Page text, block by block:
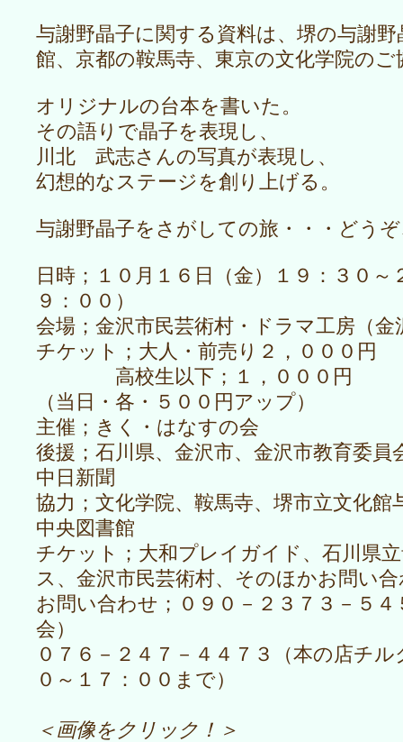
与謝野晶子に関する資料は、堺の与謝
館、京都の鞍馬寺、東京の文化学院の
オリジナルの台本を書いた。
その語りで晶子を表現し、
川北 武志さんの写真が表現し、
幻想的なステージを創り上げる。
与謝野晶子をさがしての旅・・・どう
日時；１０月１６日（金）１９：３０～
９：００）
会場；金沢市民芸術村・ドラマ工房（
チケット；大人・前売り２，０００円
高校生以下；１，０００円
（当日・各・５００円アップ）
主催；きく・はなすの会
後援；石川県、金沢市、金沢市教育委
中日新聞
協力；文化学院、鞍馬寺、堺市立文化館
中央図書館
チケット；大和プレイガイド、石川県
ス、金沢市民芸術村、そのほかお問い
お問い合わせ；０９０－２３７３－５
会）
０７６－２４７－４４７３（本の店チ
０～１７：００まで）
＜画像をクリック！＞